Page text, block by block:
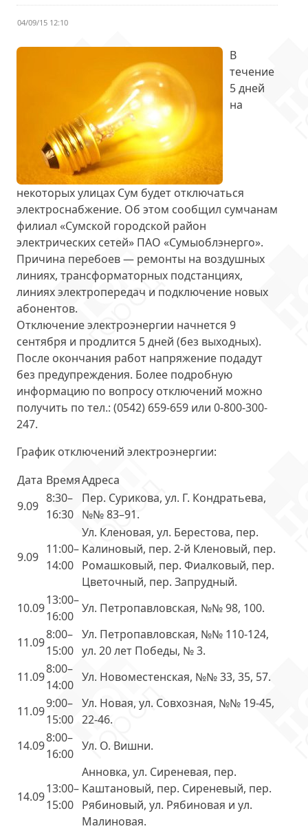
04/09/15 12:10
В
течение
5 дней
на
некоторых улицах Сум будет отключаться
электроснабжение. Об этом сообщил сумчанам
филиал «Сумской городской район
электрических сетей» ПАО «Сумыоблэнерго».
Причина перебоев — ремонты на воздушных
линиях, трансформаторных подстанциях,
линиях электропередач и подключение новых
абонентов.
Отключение электроэнергии начнется 9
сентября и продлится 5 дней (без выходных).
После окончания работ напряжение подадут
без предупреждения. Более подробную
информацию по вопросу отключений можно
получить по тел.: (0542) 659-659 или 0-800-300-
247.
График отключений электроэнергии:
Дата ВремяАдреса
9.09
8:30–
16:30
Пер. Сурикова, ул. Г. Кондратьева,
№№ 83–91.
9.09
11:00–
14:00
Ул. Кленовая, ул. Берестова, пер.
Калиновый, пер. 2-й Кленовый, пер.
Ромашковый, пер. Фиалковый, пер.
Цветочный, пер. Запрудный.
10.09
13:00–
16:00
Ул. Петропавловская, №№ 98, 100.
11.09
8:00–
15:00
Ул. Петропавловская, №№ 110-124,
ул. 20 лет Победы, № 3.
11.09
8:00–
14:00
Ул. Новоместенская, №№ 33, 35, 57.
11.09
9:00–
15:00
Ул. Новая, ул. Совхозная, №№ 19-45,
22-46.
14.09
8:00–
16:00
Ул. О. Вишни.
14.09
13:00–
15:00
Анновка, ул. Сиреневая, пер.
Каштановый, пер. Сиреневый, пер.
Рябиновый, ул. Рябиновая и ул.
Малиновая.